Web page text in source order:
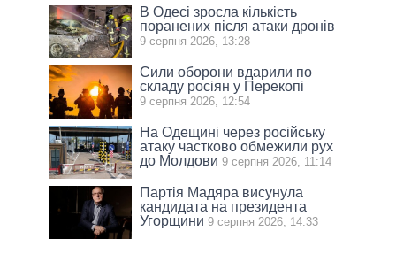
В Одесі зросла кількість
поранених після атаки дронів
9 серпня 2026, 13:28
Сили оборони вдарили по
складу росіян у Перекопі
9 серпня 2026, 12:54
На Одещині через російську
атаку частково обмежили рух
до Молдови 9 серпня 2026, 11:14
Партія Мадяра висунула
кандидата на президента
Угорщини 9 серпня 2026, 14:33